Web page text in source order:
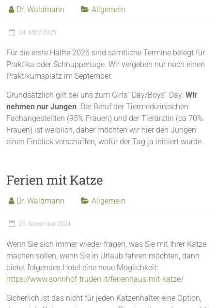
Dr. Waldmann Allgemein
24. März 2025
Für die erste Hälfte 2026 sind sämtliche Termine belegt für
Praktika oder Schnuppertage. Wir vergeben nur noch einen
Praktikumsplatz im September.
Grundsätzlich gilt bei uns zum Girls´ Day/Boys´ Day:Wir
nehmen nur Jungen. Der Beruf der Tiermedizinischen
Fachangestellten (95% Frauen) und der Tierärztin (ca 70%
Frauen) ist weiblich, daher möchten wir hier den Jungen
einen Einblick verschaffen, wofür der Tag ja initiiert wurde.
Ferien mit Katze
Dr. Waldmann Allgemein
25. November 2024
Wenn Sie sich immer wieder fragen, was Sie mit Ihrer Katze
machen sollen, wenn Sie in Urlaub fahren möchten, dann
bietet folgendes Hotel eine neue Möglichkeit:
https://www.sonnhof-truden.it/ferienhaus-mit-katze/
Sicherlich ist das nicht für jeden Katzenhalter eine Option,